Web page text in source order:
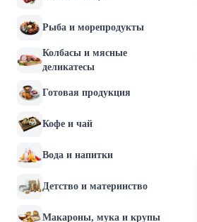
Рыба и морепродукты
Колбасы и мясные
деликатесы
Готовая продукция
Кофе и чай
Вода и напитки
Детство и материнство
Макароны, мука и крупы